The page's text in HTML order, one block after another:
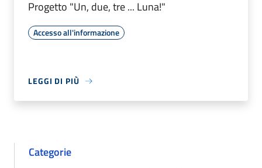
Progetto "Un, due, tre ... Luna!"
Accesso all'informazione
LEGGI DI PIÙ
Categorie